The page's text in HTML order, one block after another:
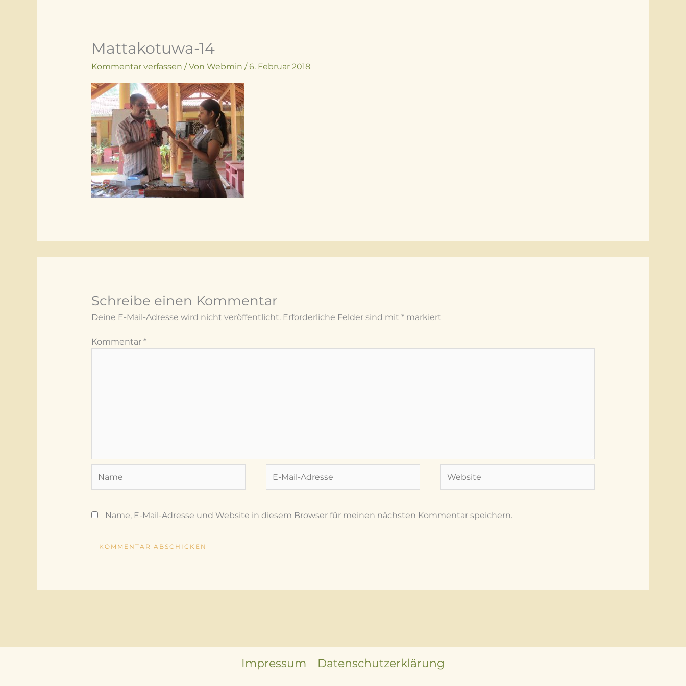
Mattakotuwa-14
Kommentar verfassen / Von Webmin /6. Februar 2018
Schreibe einen Kommentar
Deine E-Mail-Adresse wird nicht veröffentlicht. Erforderliche Felder sind mit *markiert
Kommentar *
Mail-
Name, E-Mail-Adresse und Website in diesem Browser für meinen nächsten Kommentar speichern.
Impressum Datenschutzerklärung